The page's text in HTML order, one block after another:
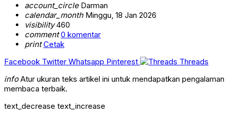
account_circleDarman
calendar_monthMinggu, 18 Jan 2026
visibility460
comment 0 komentar
print Cetak
Facebook Twitter Whatsapp Pinterest
Threads
infoAtur ukuran teks artikel ini untuk mendapatkan pengalaman
membaca terbaik.
text_decrease text_increase